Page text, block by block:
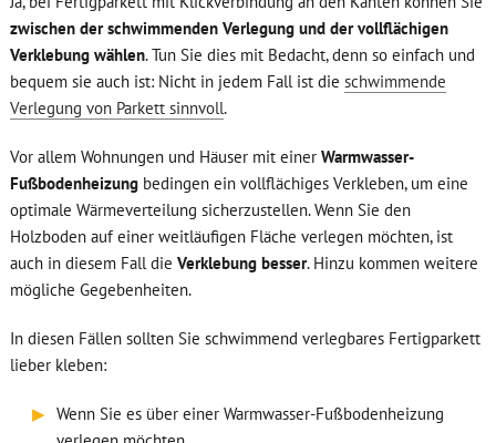
zwischen der schwimmenden Verlegung und der vollflächigen
Verklebung wählen. Tun Sie dies mit Bedacht, denn so einfach und
bequem sie auch ist: Nicht in jedem Fall ist die schwimmende
Verlegung von Parkett sinnvoll.
Vor allem Wohnungen und Häuser mit einer Warmwasser-
Fußbodenheizung bedingen ein vollflächiges Verkleben, um eine
optimale Wärmeverteilung sicherzustellen. Wenn Sie den
Holzboden auf einer weitläufigen Fläche verlegen möchten, ist
auch in diesem Fall die Verklebung besser. Hinzu kommen weitere
mögliche Gegebenheiten.
In diesen Fällen sollten Sie schwimmend verlegbares Fertigparkett
lieber kleben:
▶ Wenn Sie es über einer Warmwasser-Fußbodenheizung